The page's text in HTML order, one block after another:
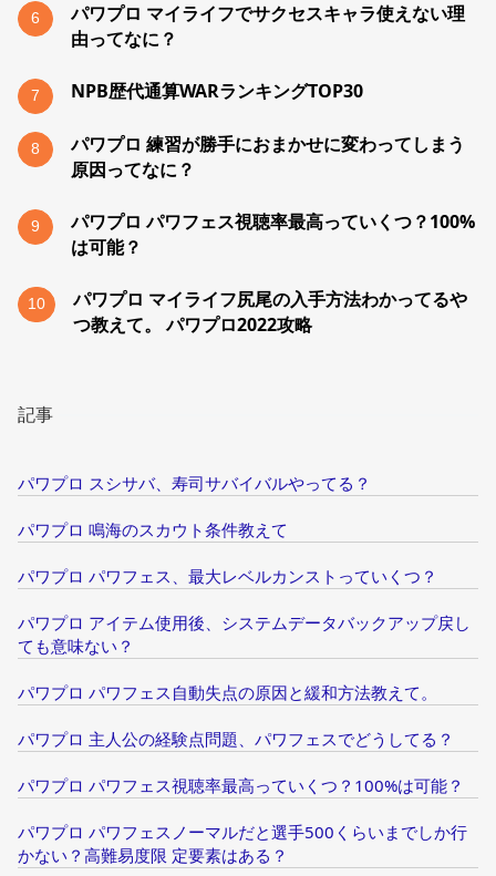
6
パワプロ マイライフでサクセスキャラ使えない理
由ってなに？
7 NPB歴代通算WARランキングTOP30
8
パワプロ 練習が勝手におまかせに変わってしまう
原因ってなに？
9
パワプロ パワフェス視聴率最高っていくつ？100%
は可能？
10
パワプロ マイライフ尻尾の入手方法わかってるや
つ教えて。 パワプロ2022攻略
記事
パワプロ スシサバ、寿司サバイバルやってる？
パワプロ 鳴海のスカウト条件教えて
パワプロ パワフェス、最大レベルカンストっていくつ？
パワプロ アイテム使用後、システムデータバックアップ戻し
ても意味ない？
パワプロ パワフェス自動失点の原因と緩和方法教えて。
パワプロ 主人公の経験点問題、パワフェスでどうしてる？
パワプロ パワフェス視聴率最高っていくつ？100%は可能？
パワプロ パワフェスノーマルだと選手500くらいまでしか行
かない？高難易度限 定要素はある？